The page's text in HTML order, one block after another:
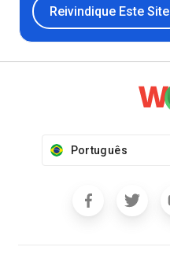
Reivindique Este Site
Português